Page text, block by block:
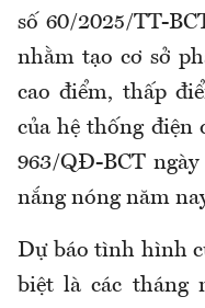
số 60/2025/TT-
nhằm tạo cơ sở
cao điểm, thấp
của hệ thống điện
963/QĐ-BCT
nắng nóng năm
Dự báo tình hình
biệt là các tháng